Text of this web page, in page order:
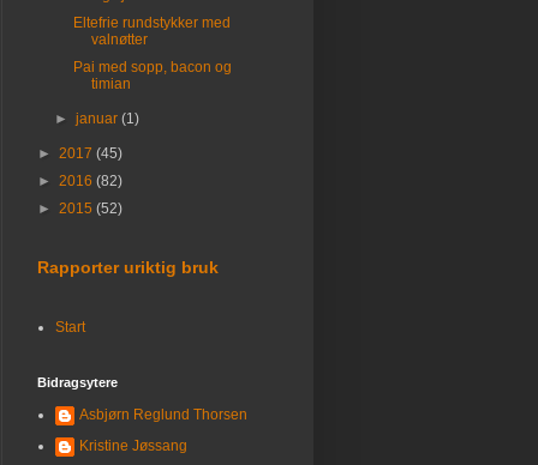
Eltefrie rundstykker med
valnøtter
Pai med sopp, bacon og
timian
►januar(1)
► 2017 (45)
► 2016 (82)
► 2015 (52)
Rapporter uriktig bruk
Start
Bidragsytere
Asbjørn Reglund Thorsen
Kristine Jøssang